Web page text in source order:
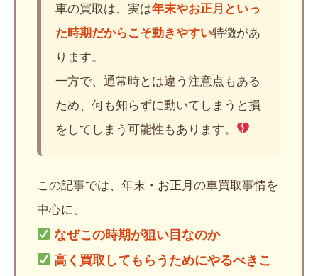
車の買取は、実は年末やお正月といっ
た時期だからこそ動きやすい特徴があ
ります。
一方で、通常時とは違う注意点もある
ため、何も知らずに動いてしまうと損
をしてしまう可能性もあります。
この記事では、年末・お正月の車買取事情を
中心に、
なぜこの時期が狙い目なのか
高く買取してもらうためにやるべきこ